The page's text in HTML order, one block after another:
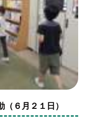
６月２１日）